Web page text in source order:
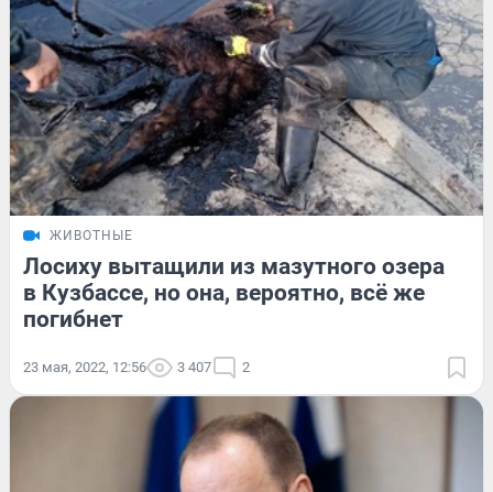
ЖИВОТНЫЕ
Лосиху вытащили из мазутного озера
в Кузбассе, но она, вероятно, всё же
погибнет
23 мая, 2022, 12:56 3 407 2